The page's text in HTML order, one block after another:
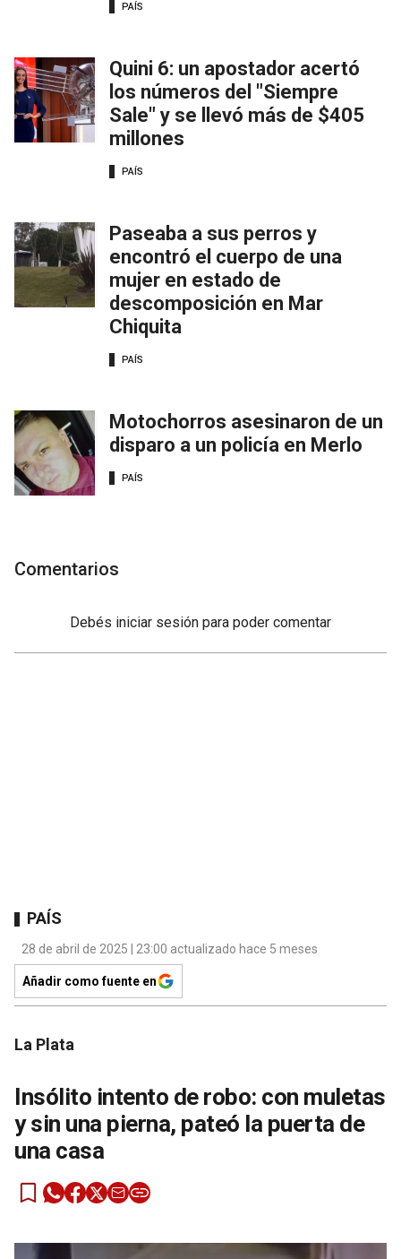
PAÍS
Quini 6: un apostador acertó
los números del "Siempre
Sale" y se llevó más de $405
millones
PAÍS
Paseaba a sus perros y
encontró el cuerpo de una
mujer en estado de
descomposición en Mar
Chiquita
PAÍS
Motochorros asesinaron de un
disparo a un policía en Merlo
PAÍS
Comentarios
Debés iniciar sesión para poder comentar
PAÍS
28 de abril de 2025 | 23:00 actualizado hace 5 meses
Añadir como fuente en
La Plata
Insólito intento de robo: con muletas
y sin una pierna, pateó la puerta de
una casa